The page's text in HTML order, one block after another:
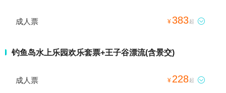
成人票 ¥383起 
钓鱼岛水上乐园欢乐套票+王子谷漂流(含景交)
成人票 ¥ 228起 